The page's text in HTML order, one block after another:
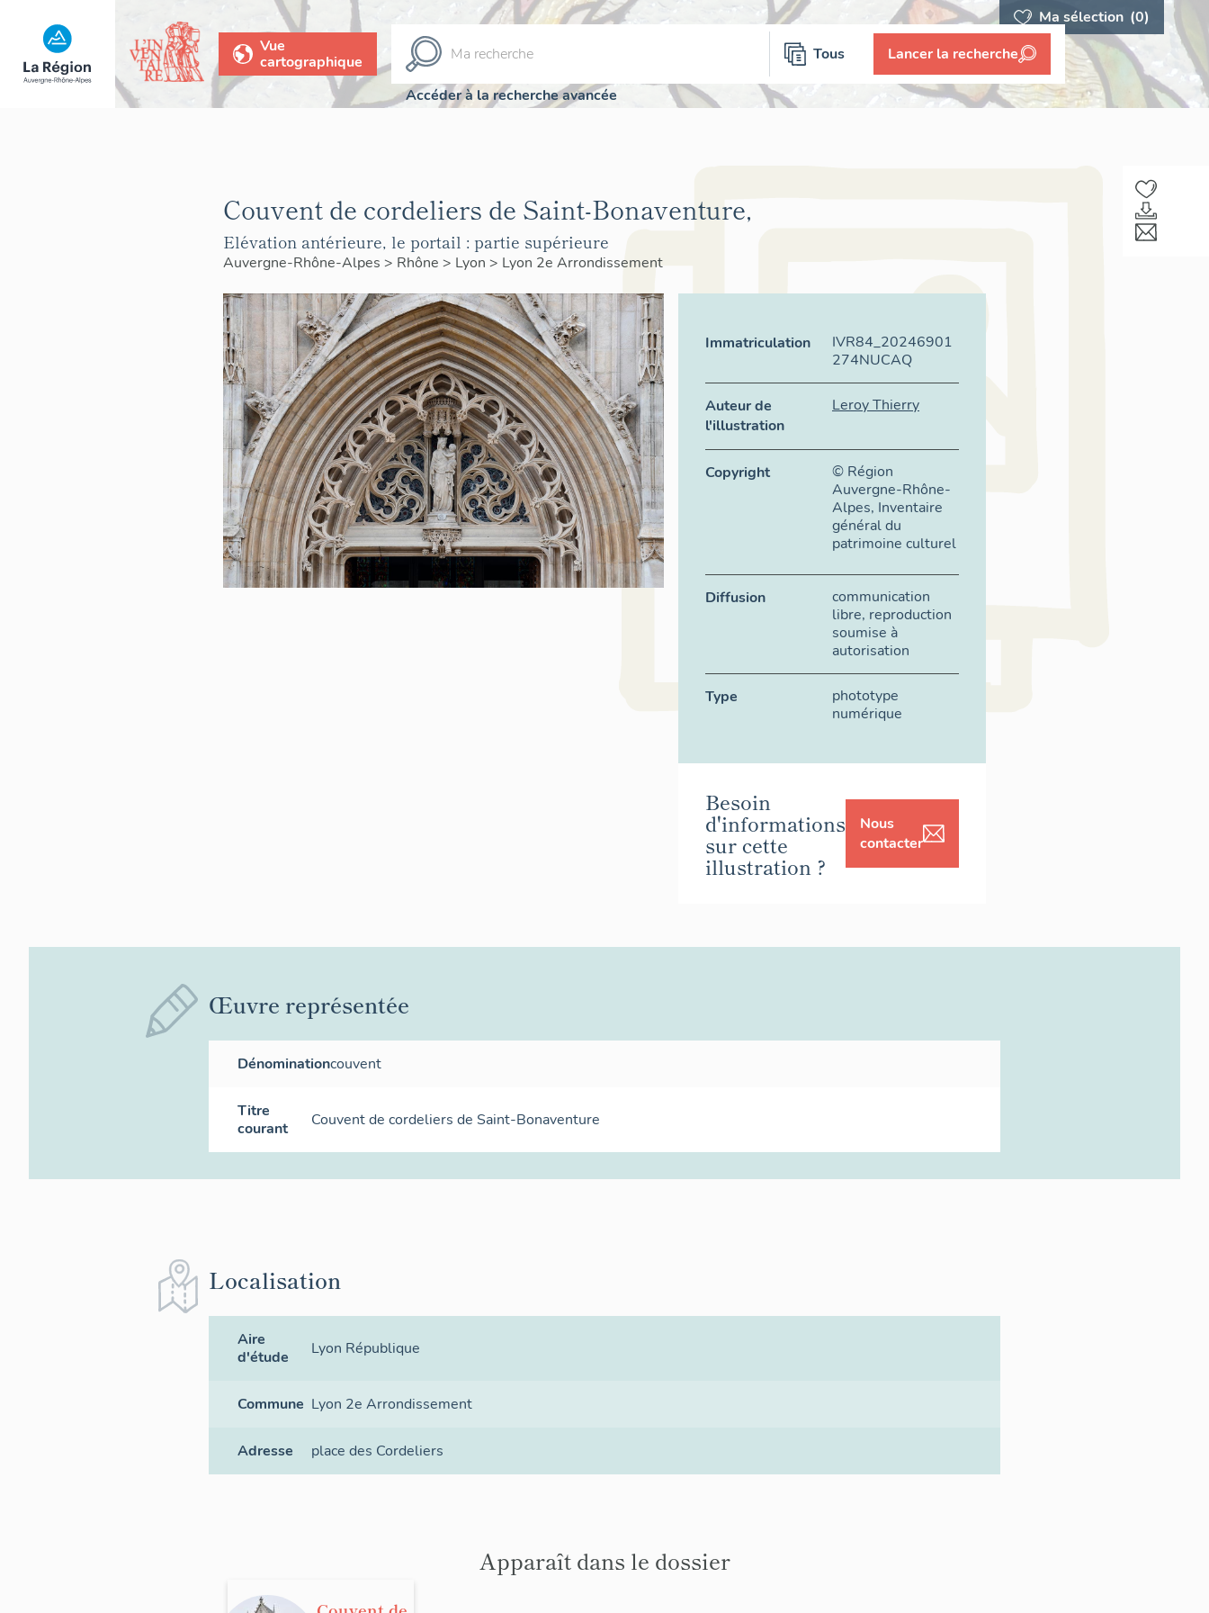
Ma sélection (0)
Vue
cartographique
Tous Lancer la recherche
Accéder à la recherche avancée
Couvent de cordeliers de Saint-Bonaventure,
Elévation antérieure, le portail : partie supérieure
Auvergne-Rhône-Alpes > Rhône > Lyon > Lyon 2e Arrondissement
Immatriculation
IVR84_20246901
274NUCAQ
Auteur de
l'illustration
Leroy Thierry
Copyright
© Région
Auvergne-Rhône-
Alpes, Inventaire
général du
patrimoine culturel
Diffusion
communication
libre, reproduction
soumise à
autorisation
Type
phototype
numérique
Besoin
d'informations
sur cette
illustration ?
Nous
contacter
Œuvre représentée
Dénominationcouvent
Titre
courant
Couvent de cordeliers de Saint-Bonaventure
Localisation
Aire
d'étude
Lyon République
Commune Lyon 2e Arrondissement
Adresse place des Cordeliers
Apparaît dans le dossier